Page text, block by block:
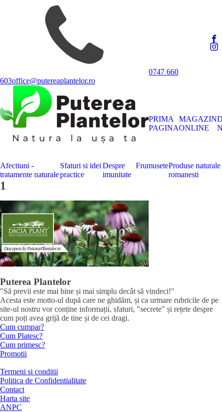
0747 660
603office@putereaplantelor.ro
PRIMA
PAGINA
MAGAZIN
ONLINE
Afectiuni -
tratamente naturale
Sfaturi si idei
practice
Despre
imunitate
FrumuseteProduse naturale
romanesti
1
Puterea Plantelor
"Să previi este mai bine și mai simplu decât să vindeci!"
Acesta este motto-ul după care ne ghidăm, și ca urmare rubricile de pe
site-ul nostru vor conține informații, sfaturi, "secrete" și rețete despre
cum poți avea grijă de tine și de cei dragi.
Cum cumpar?
Cum Platesc?
Cum primesc?
Promotii
Termeni si conditii
Politica de Confidentialitate
Contact
Harta site
ANPC